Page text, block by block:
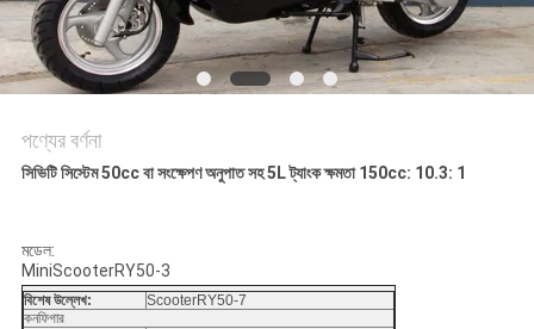
পণ্যের বর্ণনা
সিভিটি সিস্টেম 50cc বা সংক্ষেপণ অনুপাত সহ 5L ট্যাংক ক্ষমতা 150cc: 10.3: 1
মডেল:
MiniScooterRY50-3
বিশেষ উল্লেখ:
ScooterRY50-7
কনফিগার